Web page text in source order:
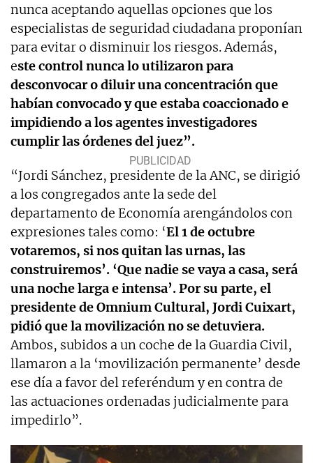
nunca aceptando aquellas opciones que los
especialistas de seguridad ciudadana proponían
para evitar o disminuir los riesgos. Además,
este control nunca lo utilizaron para
desconvocar o diluir una concentración que
habían convocado y que estaba coaccionado e
impidiendo a los agentes investigadores
cumplir las órdenes del juez”.
“Jordi Sánchez, presidente de la ANC, se dirigió
a los congregados ante la sede del
departamento de Economía arengándolos con
expresiones tales como: ‘El 1 de octubre
votaremos, si nos quitan las urnas, las
construiremos’. ‘Que nadie se vaya a casa, será
una noche larga e intensa’. Por su parte, el
presidente de Omnium Cultural, Jordi Cuixart,
pidió que la movilización no se detuviera.
Ambos, subidos a un coche de la Guardia Civil,
llamaron a la ‘movilización permanente’ desde
ese día a favor del referéndum y en contra de
las actuaciones ordenadas judicialmente para
impedirlo”.